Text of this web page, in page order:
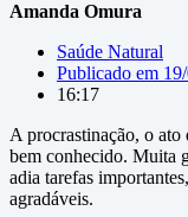
Amanda Omura
Saúde Natural
Publicado em
16:17
A procrastinação, o
bem conhecido. Muita
adia tarefas
agradáveis.